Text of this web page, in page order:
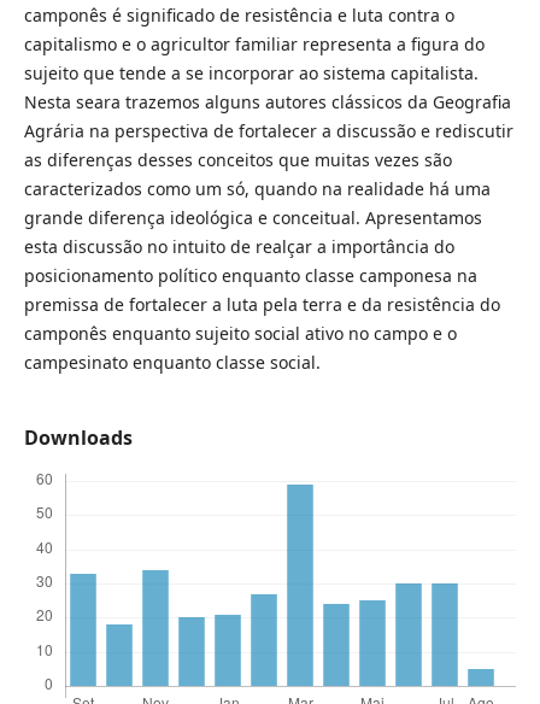
camponês é significado de resistência e luta contra o
capitalismo e o agricultor familiar representa a figura do
sujeito que tende a se incorporar ao sistema capitalista.
Nesta seara trazemos alguns autores clássicos da Geografia
Agrária na perspectiva de fortalecer a discussão e rediscutir
as diferenças desses conceitos que muitas vezes são
caracterizados como um só, quando na realidade há uma
grande diferença ideológica e conceitual. Apresentamos
esta discussão no intuito de realçar a importância do
posicionamento político enquanto classe camponesa na
premissa de fortalecer a luta pela terra e da resistência do
camponês enquanto sujeito social ativo no campo e o
campesinato enquanto classe social.
Downloads